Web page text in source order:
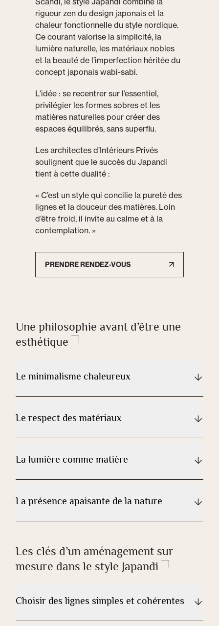
rigueur zen du design japonais et la
chaleur fonctionnelle du style nordique.
Ce courant valorise la simplicité, la
lumière naturelle, les matériaux nobles
et la beauté de l’imperfection héritée du
concept japonais wabi-sabi.
L’idée : se recentrer sur l’essentiel,
privilégier les formes sobres et les
matières naturelles pour créer des
espaces équilibrés, sans superflu.
Les architectes d’Intérieurs Privés
soulignent que le succès du Japandi
tient à cette dualité :
« C’est un style qui concilie la pureté des
lignes et la douceur des matières. Loin
d’être froid, il invite au calme et à la
contemplation. »
PRENDRE RENDEZ-VOUS
Une philosophie avant d’être une
esthétique
Le minimalisme chaleureux
Le respect des matériaux
La lumière comme matière
La présence apaisante de la nature
Les clés d’un aménagement sur
mesure dans le style Japandi
Choisir des lignes simples et cohérentes